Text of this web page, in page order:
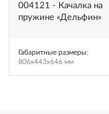
004121 - Качалка на
пружине «Дельфин»
Габаритные размеры:
806x443x646 мм